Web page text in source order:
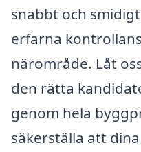
snabbt och
erfarna
närområde. Låt
den rätta
genom hela
säkerställa att